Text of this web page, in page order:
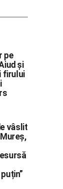
pe
și
firului
vâslit